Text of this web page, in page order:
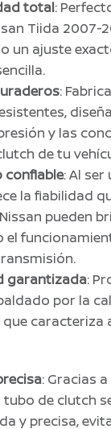
total:
Tiida 2007-
un ajuste
:
y las
de tu
confiable: Al ser
la fiabilidad
pueden
el
garantizada:
por la
caracteriza
: Gracias
tubo de clutch
y precisa,